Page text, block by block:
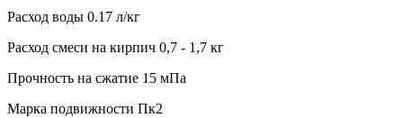
Расход воды 0.17 л/кг
Расход смеси на кирпич 0,7 - 1,7 кг
Прочность на сжатие 15 мПа
Марка подвижности Пк2